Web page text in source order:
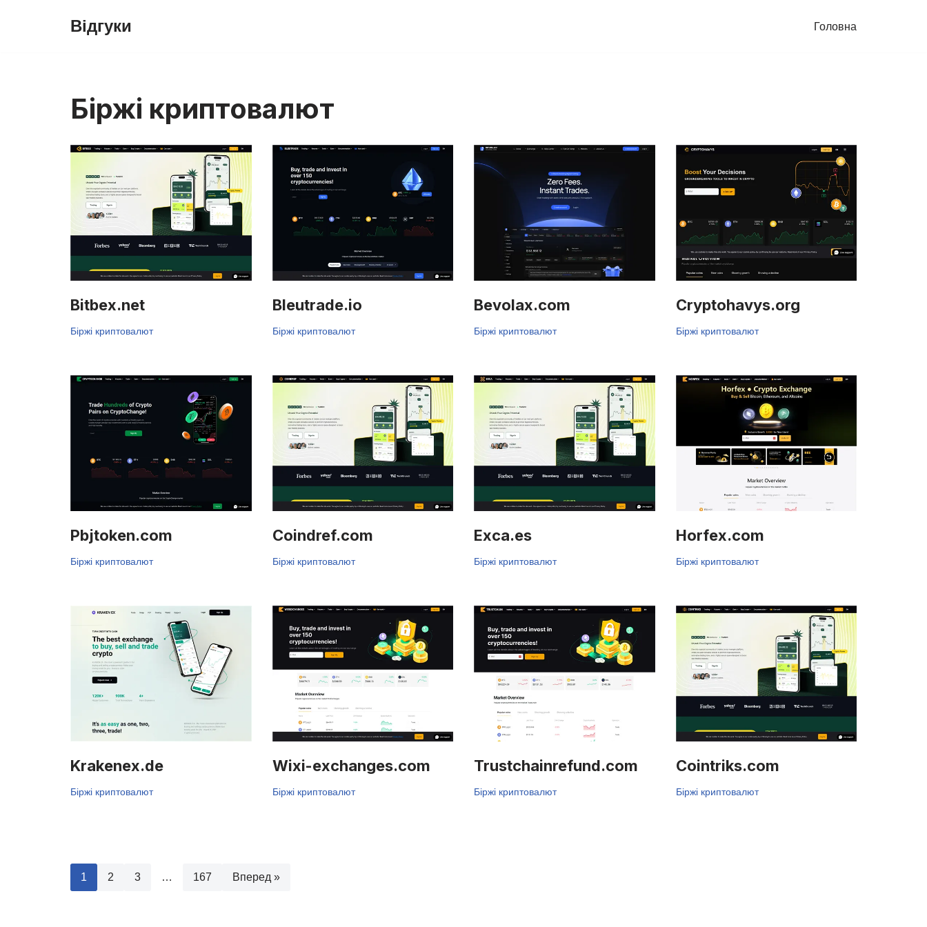
Відгуки Головна
Біржі криптовалют
Bitbex.net
Біржі криптовалют
Bleutrade.io
Біржі криптовалют
Bevolax.com
Біржі криптовалют
Cryptohavys.org
Біржі криптовалют
Pbjtoken.com
Біржі криптовалют
Coindref.com
Біржі криптовалют
Exca.es
Біржі криптовалют
Horfex.com
Біржі криптовалют
Krakenex.de
Біржі криптовалют
Wixi-exchanges.com
Біржі криптовалют
Trustchainrefund.com
Біржі криптовалют
Cointriks.com
Біржі криптовалют
1 2 3 … 167 Вперед »